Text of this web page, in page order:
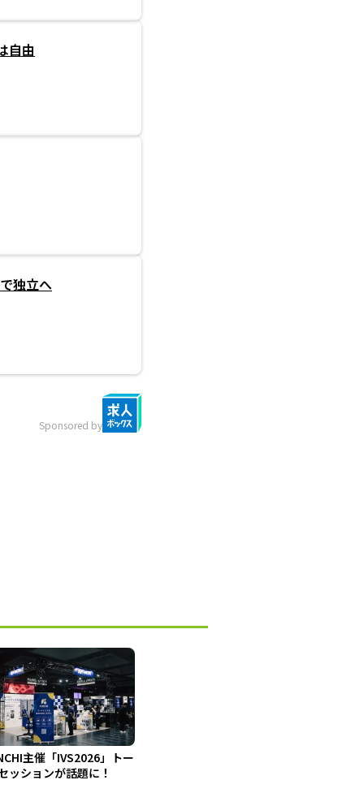
自由
独立へ
Sponsored by
主催「IVS2026」トー
ッションが話題に！